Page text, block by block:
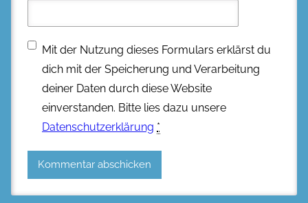
Mit der Nutzung dieses Formulars erklärst du
dich mit der Speicherung und Verarbeitung
deiner Daten durch diese Website
einverstanden. Bitte lies dazu unsere
Datenschutzerklärung *